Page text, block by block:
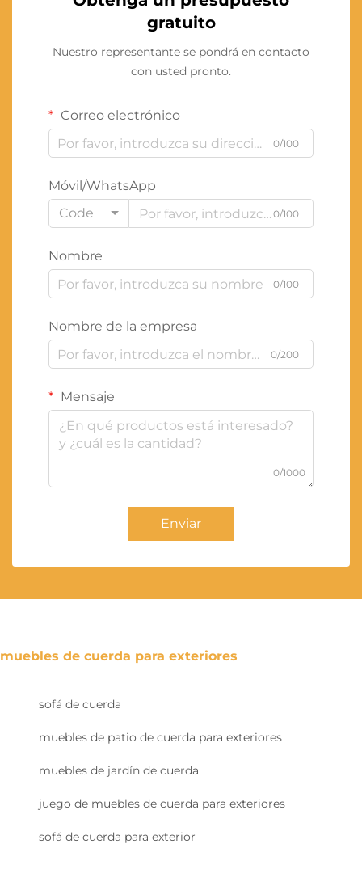
gratuito
Nuestro representante se pondrá en contacto
con usted pronto.
Correo electrónico
0/100
Móvil/WhatsApp
Code
0/100
Nombre
0/100
Nombre de la empresa
0/200
Mensaje
0/1000
Enviar
muebles de cuerda para exteriores
sofá de cuerda
muebles de patio de cuerda para exteriores
muebles de jardín de cuerda
juego de muebles de cuerda para exteriores
sofá de cuerda para exterior